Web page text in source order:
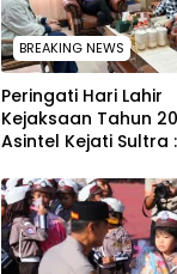
BREAKING NEWS
Peringati Hari Lahir
Kejaksaan Tahun
Asintel Kejati Sultra
sampai Adhyaksa